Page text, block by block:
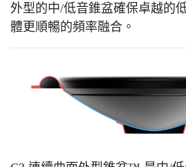
外型的中/低音錐盆確保卓越的
體更順暢的頻率融合。